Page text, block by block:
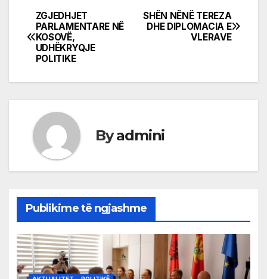
Post
navigation
SHËN NËNË TEREZA
DHE DIPLOMACIA E
VLERAVE
ZGJEDHJET
PARLAMENTARE NË
KOSOVË,
UDHËKRYQJE
POLITIKE
Byadmini
Publikime të ngjashme